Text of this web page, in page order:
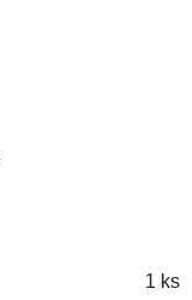
1 ks